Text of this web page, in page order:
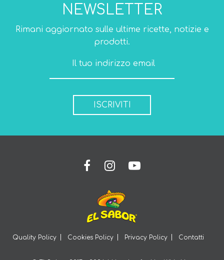
NEWSLETTER
Rimani aggiornato sulle ultime ricette, notizie e
prodotti.
ISCRIVITI
Quality Policy Cookies Policy Privacy Policy Contatti